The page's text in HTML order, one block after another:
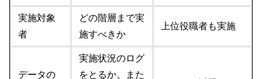
実施対象
者
どの階層まで実
施すべきか
上位役職者も実施
データの
実施状況のログ
をとるか。また